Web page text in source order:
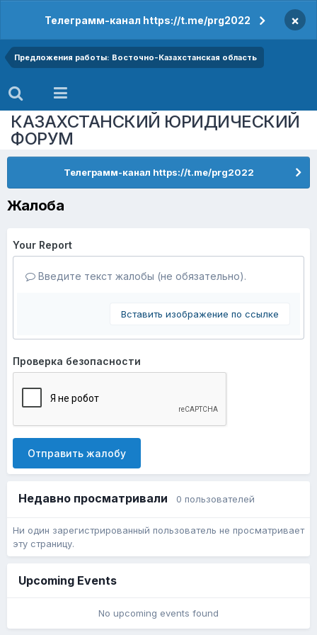
Телеграмм-канал https://t.me/prg2022 ×
Предложения работы: Восточно-Казахстанская область
КАЗАХСТАНСКИЙ ЮРИДИЧЕСКИЙ
ФОРУМ
Телеграмм-канал https://t.me/prg2022
Жалоба
Your Report
Введите текст жалобы (не обязательно).
Вставить изображение по ссылке
Проверка безопасности
Отправить жалобу
Недавно просматривали 0 пользователей
Ни один зарегистрированный пользователь не просматривает
эту страницу.
Upcoming Events
No upcoming events found